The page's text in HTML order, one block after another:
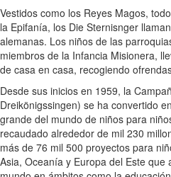
Vestidos como los Reyes Magos,
la Epifanía, los Die Sternisnger
alemanas. Los niños de las
miembros de la Infancia Misionera,
de casa en casa, recogiendo
Desde sus inicios en 1959, la
Dreikönigssingen) se ha convertido
grande del mundo de niños para
recaudado alrededor de mil 230
más de 76 mil 500 proyectos para
Asia, Oceanía y Europa del Este que